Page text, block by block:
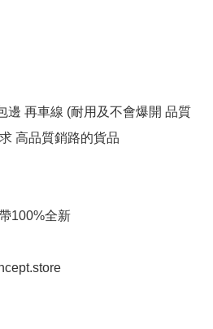
邊 再車線 (耐用及不會爆開 品質
高品質銷路的貨品
100%全新